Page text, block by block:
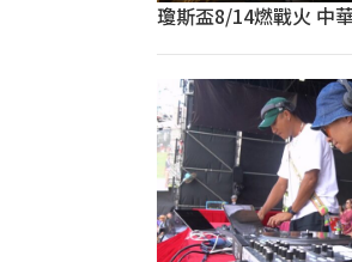
瓊斯盃8/14燃戰火 中